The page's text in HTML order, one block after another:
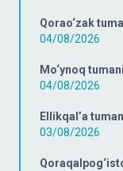
Qorao‘zak
04/08/2026
Mo‘ynoq
04/08/2026
Ellikqal’a
03/08/2026